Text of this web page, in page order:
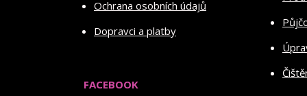
Ochrana osobních údajů
Dopravci a platby
FACEBOOK